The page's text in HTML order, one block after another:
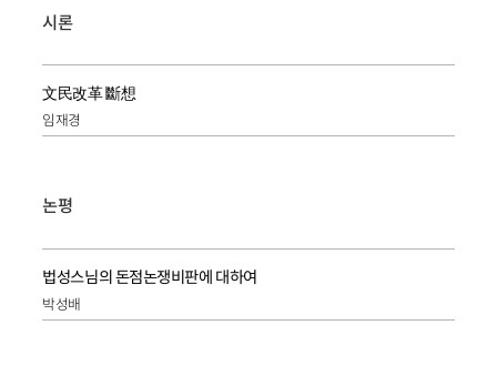
시론
文民改革 斷想
임재경
논평
법성스님의 돈점논쟁비판에 대하여
박성배